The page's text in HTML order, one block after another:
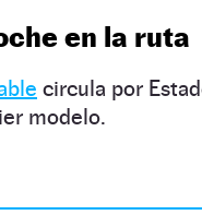
en la ruta
circula por
modelo.